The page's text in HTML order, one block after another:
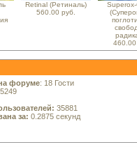
Retinal (Ретиналь)
560.00 руб.
форуме: 18 Гости
35881
за: 0.2875 секунд